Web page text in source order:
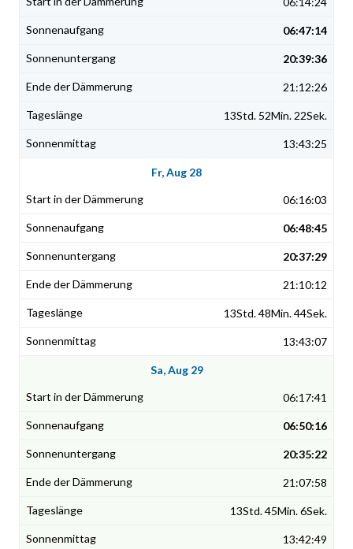
06:47:14
20:39:36
21:12:26
13Std. 52Min. 22Sek.
13:43:25
Fr, Aug 28
06:16:03
06:48:45
20:37:29
21:10:12
13Std. 48Min. 44Sek.
13:43:07
Sa, Aug 29
06:17:41
06:50:16
20:35:22
21:07:58
13Std. 45Min. 6Sek.
13:42:49